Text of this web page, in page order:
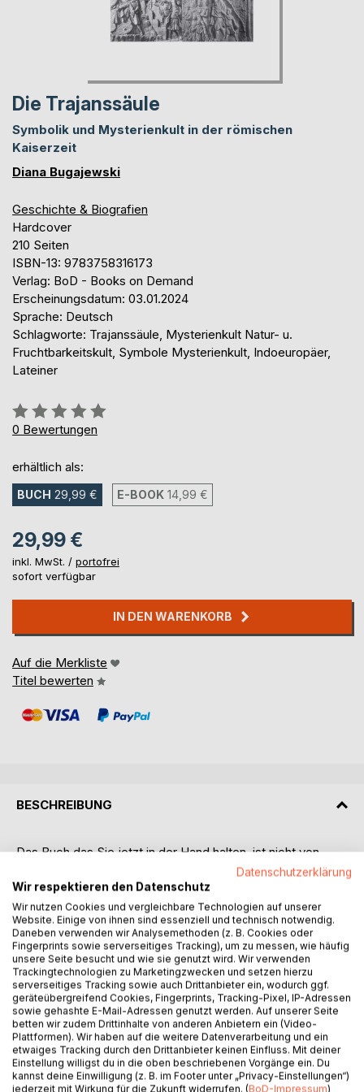
Die Trajanssäule
Symbolik und Mysterienkult in der römischen
Kaiserzeit
Diana Bugajewski
Geschichte & Biografien
Hardcover
210 Seiten
ISBN-13: 9783758316173
Verlag: BoD - Books on Demand
Erscheinungsdatum: 03.01.2024
Sprache: Deutsch
Schlagworte: Trajanssäule, Mysterienkult Natur- u.
Fruchtbarkeitskult, Symbole Mysterienkult, Indoeuropäer,
Lateiner
Bewertung::
0%
0 Bewertungen
erhältlich als:
BUCH 29,99 € E-BOOK 14,99 €
29,99 €
inkl. MwSt. / portofrei
sofort verfügbar
IN DEN WARENKORB
Auf die Merkliste
Titel bewerten
BESCHREIBUNG
Das Buch das Sie jetzt in der Hand halten, ist nicht von
einem Historiker, sondern von einer Architektin verfasst.
Obwohl es so scheint als ob die zwei Berufe nicht viele
Gemeinsamkeiten hätten, tangieren sie sich auf einem sehr
wichtigen Gebiet: Architekturgeschichte.Die Form, die
Ausstattung und die Dekoration der Kultgebäude
verbildlichen die Theologie der sie dienen. Deren komplexe
Analyse kann sogar das Nichtvorhandensein schriftlicher
Quellen kompensieren. Viele Denkmäler kann man
letztendlich, nur nach Kenntnis der Spiritualität derer die sie
geschaffen haben, vollständig verstehen. Ein solches
Beispiel ist das Forum und die Säule des Trajan in Rom.
Bekanntlich wurden das Forum und die Säule als Huldigung
des Sieges der Römer über die im Karpatengebiet
Datenschutzerklärung
Wir respektieren den Datenschutz
Wir nutzen Cookies und vergleichbare Technologien auf unserer
Website. Einige von ihnen sind essenziell und technisch notwendig.
Daneben verwenden wir Analysemethoden (z. B. Cookies oder
Fingerprints sowie serverseitiges Tracking), um zu messen, wie häufig
unsere Seite besucht und wie sie genutzt wird. Wir verwenden
Trackingtechnologien zu Marketingzwecken und setzen hierzu
serverseitiges Tracking sowie auch Drittanbieter ein, wodurch ggf.
geräteübergreifend Cookies, Fingerprints, Tracking-Pixel, IP-Adressen
sowie gehashte E-Mail-Adressen genutzt werden. Auf unserer Seite
betten wir zudem Drittinhalte von anderen Anbietern ein (Video-
Plattformen). Wir haben auf die weitere Datenverarbeitung und ein
etwaiges Tracking durch den Drittanbieter keinen Einfluss. Mit deiner
Einstellung willigst du in die oben beschriebenen Vorgänge ein. Du
kannst deine Einwilligung (z. B. im Footer unter „Privacy-Einstellungen“)
jederzeit mit Wirkung für die Zukunft widerrufen. (BoD-Impressum)